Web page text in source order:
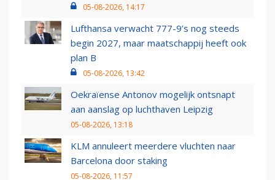
05-08-2026, 14:17
Lufthansa verwacht 777-9’s nog steeds
begin 2027, maar maatschappij heeft ook
plan B
05-08-2026, 13:42
Oekraïense Antonov mogelijk ontsnapt
aan aanslag op luchthaven Leipzig
05-08-2026, 13:18
KLM annuleert meerdere vluchten naar
Barcelona door staking
05-08-2026, 11:57